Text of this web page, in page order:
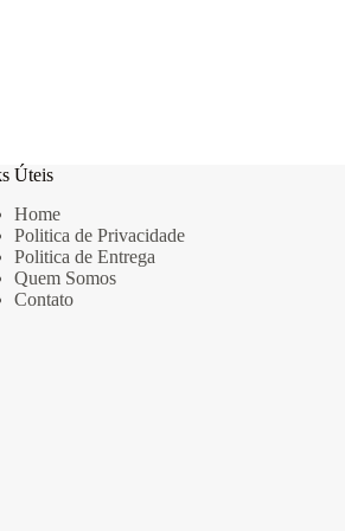
Úteis
Home
Politica de Privacidade
Politica de Entrega
Quem Somos
Contato